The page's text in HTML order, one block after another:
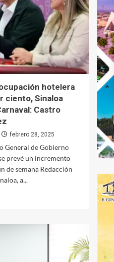
hotelera
ciento, Sinaloa
Castro
febrero 28, 2025
General de Gobierno
prevé un incremento
de semana Redacción
a...